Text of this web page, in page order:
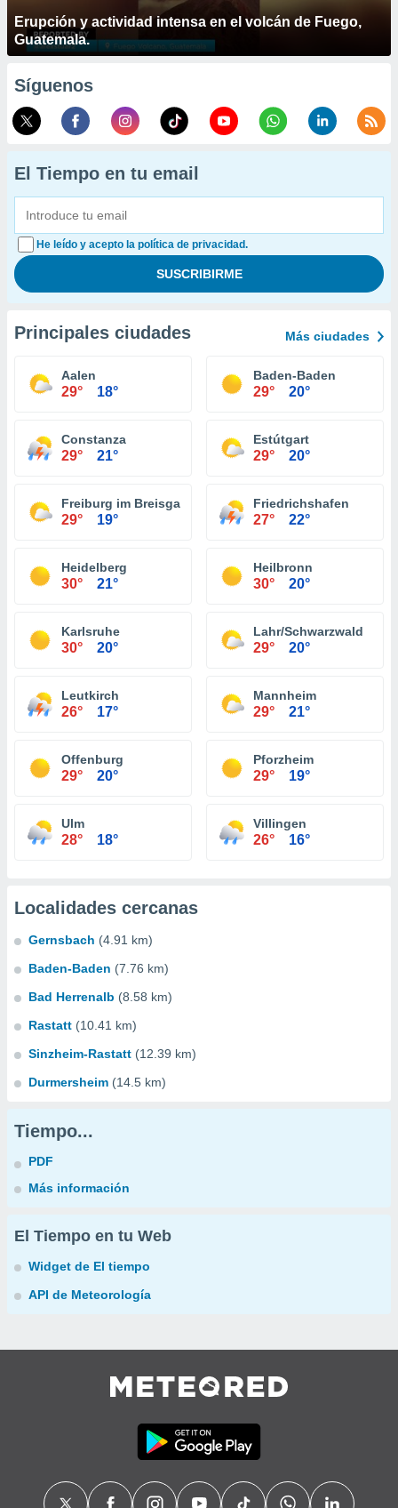
Erupción y actividad intensa en el volcán de Fuego,
Guatemala.
Síguenos
El Tiempo en tu email
He leído y acepto la política de privacidad.
Principales ciudades Más ciudades
Aalen
29° 18°
Baden-Baden
29° 20°
Constanza
29° 21°
Estútgart
29° 20°
Freiburg im Breisgau
29° 19°
Friedrichshafen
27° 22°
Heidelberg
30° 21°
Heilbronn
30° 20°
Karlsruhe
30° 20°
Lahr/Schwarzwald
29° 20°
Leutkirch
26° 17°
Mannheim
29° 21°
Offenburg
29° 20°
Pforzheim
29° 19°
Ulm
28° 18°
Villingen
26° 16°
Localidades cercanas
Gernsbach (4.91 km)
Baden-Baden (7.76 km)
Bad Herrenalb (8.58 km)
Rastatt (10.41 km)
Sinzheim-Rastatt (12.39 km)
Durmersheim (14.5 km)
Tiempo...
PDF
Más información
El Tiempo en tu Web
Widget de El tiempo
API de Meteorología